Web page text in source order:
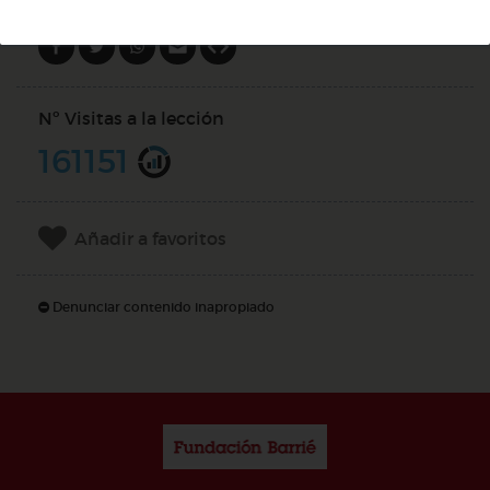
Nº Visitas a la lección
161151
Añadir a favoritos
Denunciar contenido inapropiado